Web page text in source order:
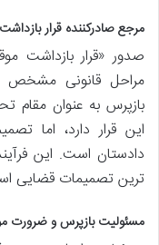
مرجع صادرکننده قرار
صدور «قرار بازداشت
مراحل قانونی مشخص
بازپرس به عنوان مقام
این قرار دارد، اما
دادستان است. این
ترین تصمیمات قضایی
مسئولیت بازپرس و ضرورت موافقت